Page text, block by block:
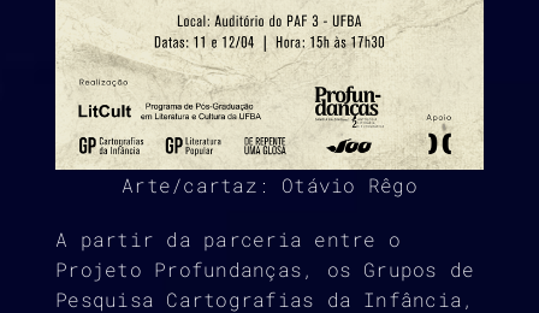
Arte/cartaz: Otávio Rêgo
A partir da parceria entre o
Projeto Profundanças, os Grupos de
Pesquisa Cartografias da Infância,